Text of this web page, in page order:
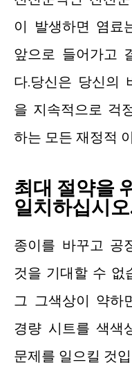
이 발생하면 염료
앞으로 들어가고
다.당신은 당신의
을 지속적으로 걱
하는 모든 재정적
최대 절약을
일치하십시
종이를 바꾸고 공
것을 기대할 수 없
그 그색상이 약하
경량 시트를 색색
문제를 일으킬 것